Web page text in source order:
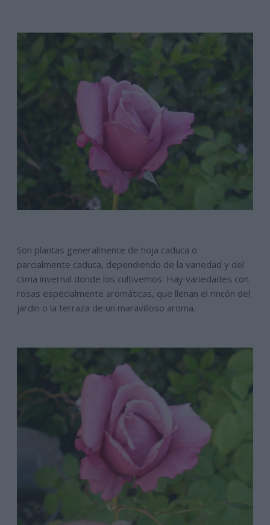
Son plantas generalmente de hoja caduca o
parcialmente caduca, dependiendo de la variedad y del
clima invernal donde los cultivemos. Hay variedades con
rosas especialmente aromáticas, que llenan el rincón del
jardin o la terraza de un maravilloso aroma.